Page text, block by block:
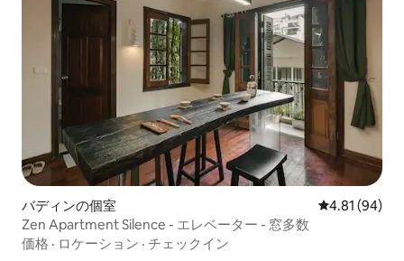
バディンの個室 レビュー94
4.81 (94)
Zen Apartment Silence - エレベーター - 窓多数
価格 · ロケーション · チェックイン